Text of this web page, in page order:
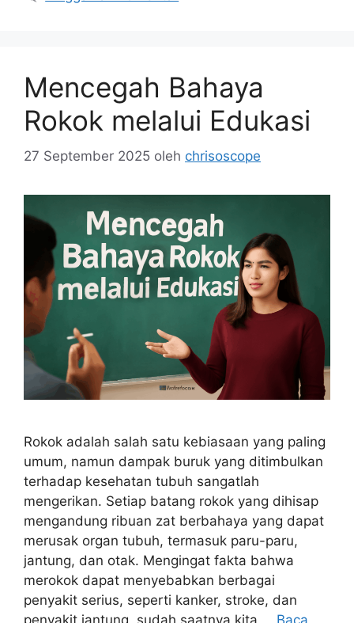
Mencegah Bahaya
Rokok melalui Edukasi
27 September 2025 oleh chrisoscope
Rokok adalah salah satu kebiasaan yang paling
umum, namun dampak buruk yang ditimbulkan
terhadap kesehatan tubuh sangatlah
mengerikan. Setiap batang rokok yang dihisap
mengandung ribuan zat berbahaya yang dapat
merusak organ tubuh, termasuk paru-paru,
jantung, dan otak. Mengingat fakta bahwa
merokok dapat menyebabkan berbagai
penyakit serius, seperti kanker, stroke, dan
penyakit jantung, sudah saatnya kita … Baca